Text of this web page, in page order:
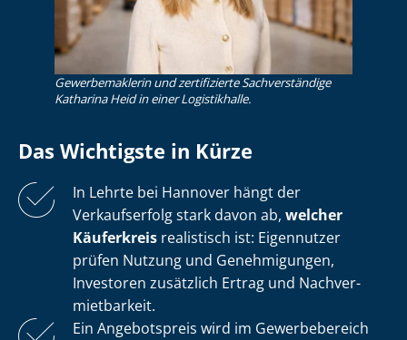
Gewerbemaklerin und zertifizierte Sachverständige
Katharina Heid in einer Logistikhalle.
Das Wichtigste in Kürze
In Lehrte bei Hannover hängt der
Verkaufserfolg stark davon ab, welcher
Käuferkreis realistisch ist: Eigennutzer
prüfen Nutzung und Genehmigungen,
Investoren zusätzlich Ertrag und Nach­ver­
miet­bar­keit.
Ein Angebotspreis wird im Gewerbebereich